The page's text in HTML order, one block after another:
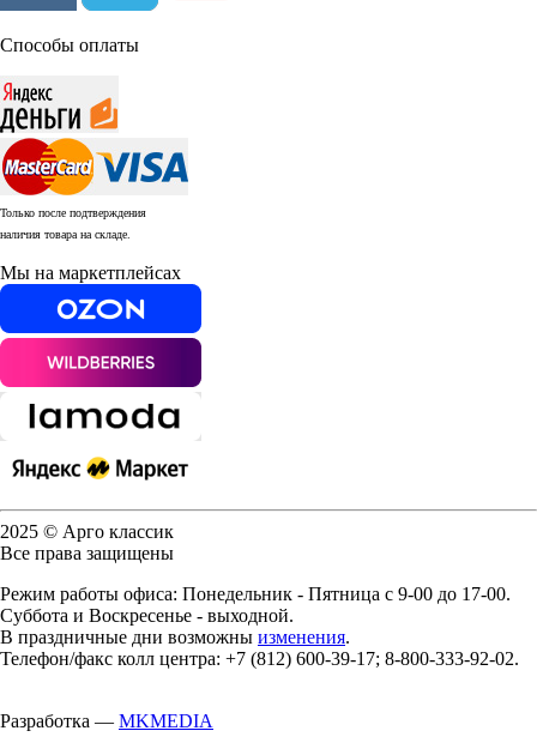
Способы оплаты
Только после подтверждения
наличия товара на складе.
Мы на маркетплейсах
2025 © Арго классик
Все права защищены
Режим работы офиса: Понедельник - Пятница с 9-00 до 17-00.
Суббота и Воскресенье - выходной.
В праздничные дни возможны изменения.
Телефон/факс колл центра: +7 (812) 600-39-17; 8-800-333-92-02.
Разработка — MKMEDIA